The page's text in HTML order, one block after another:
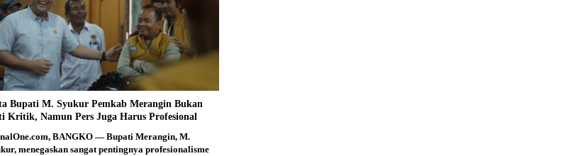
Bupati M. Syukur Pemkab Merangin Bukan
Kritik, Namun Pers Juga Harus Profesional
BANGKO — Bupati Merangin, M.
menegaskan sangat pentingnya profesionalisme